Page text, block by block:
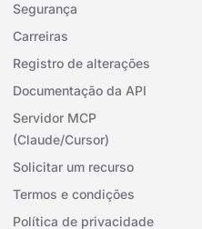
Segurança
Carreiras
Registro de alterações
Documentação da API
Servidor MCP
(Claude/Cursor)
Solicitar um recurso
Termos e condições
Política de privacidade